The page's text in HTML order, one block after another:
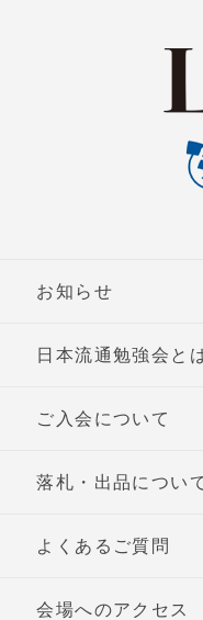
お知らせ
日本流通勉強会と
ご入会について
落札・出品につい
よくあるご質問
会場へのアクセス